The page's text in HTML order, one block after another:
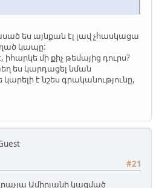
ես այնքան էլ լավ չհասկացա
կապը:
իհարկե մի քիչ թեմայից դուրս?
ես կարդացել նման
կարելի է նշես գրականությունը,
#21
Ամիրյանի կազմած